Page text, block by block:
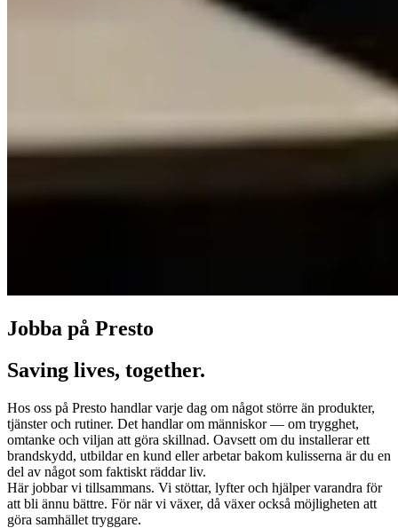
Jobba på Presto
Saving lives, together.
Hos oss på Presto handlar varje dag om något större än produkter,
tjänster och rutiner. Det handlar om människor — om trygghet,
omtanke och viljan att göra skillnad. Oavsett om du installerar ett
brandskydd, utbildar en kund eller arbetar bakom kulisserna är du en
del av något som faktiskt räddar liv.
Här jobbar vi tillsammans. Vi stöttar, lyfter och hjälper varandra för
att bli ännu bättre. För när vi växer, då växer också möjligheten att
göra samhället tryggare.